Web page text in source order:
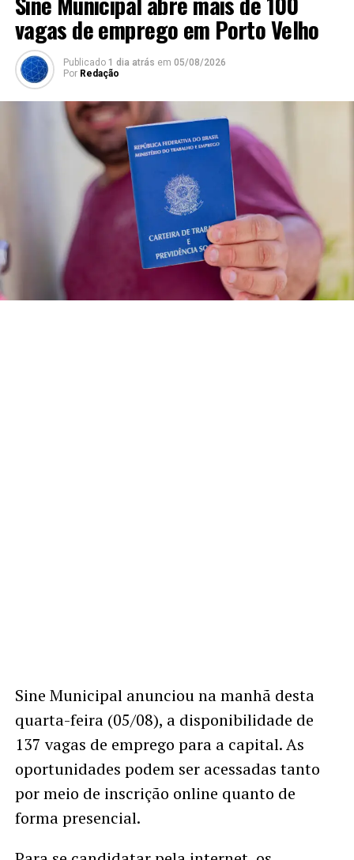
vagas de emprego em Porto Velho
Publicado 1 dia atrás em 05/08/2026
Por Redação
Sine Municipal anunciou na manhã desta
quarta-feira (05/08), a disponibilidade de
137 vagas de emprego para a capital. As
oportunidades podem ser acessadas tanto
por meio de inscrição online quanto de
forma presencial.